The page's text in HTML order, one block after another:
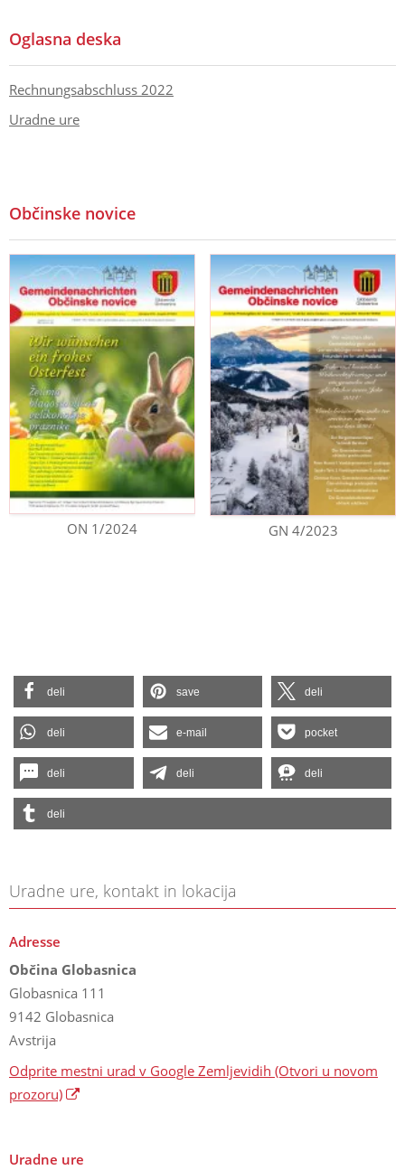
Oglasna deska
Rechnungsabschluss 2022
Uradne ure
Občinske novice
ON 1/2024 GN 4/2023
deli save deli
deli e-mail pocket
deli deli deli
deli
Uradne ure, kontakt in lokacija
Adresse
Občina Globasnica
Globasnica 111
9142 Globasnica
Avstrija
Odprite mestni urad v Google Zemljevidih (Otvori u novom
prozoru)
Uradne ure